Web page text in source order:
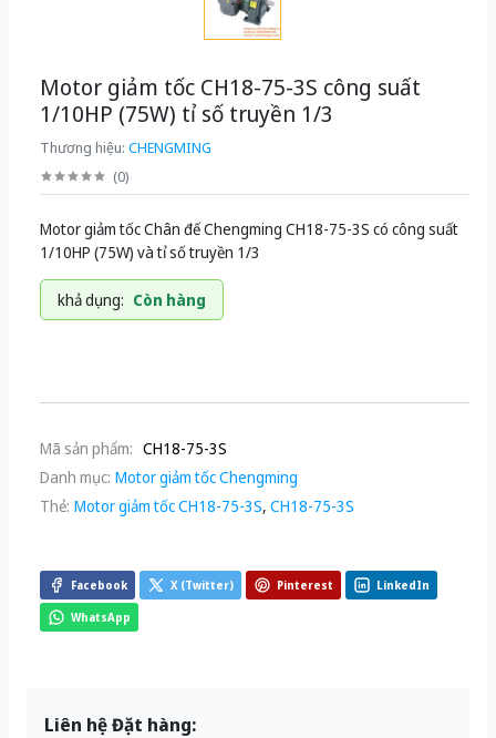
Motor giảm tốc CH18-75-3S công suất
1/10HP (75W) tỉ số truyền 1/3
Thương hiệu: CHENGMING
(0)
Motor giảm tốc Chân đế Chengming CH18-75-3S có công suất
1/10HP (75W) và tỉ số truyền 1/3
khả dụng: Còn hàng
Mã sản phẩm: CH18-75-3S
Danh mục: Motor giảm tốc Chengming
Thẻ: Motor giảm tốc CH18-75-3S, CH18-75-3S
Facebook X (Twitter) Pinterest LinkedIn
WhatsApp
Liên hệ Đặt hàng: